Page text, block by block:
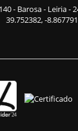
- Barosa - Leiria -
39.752382, -8.867791